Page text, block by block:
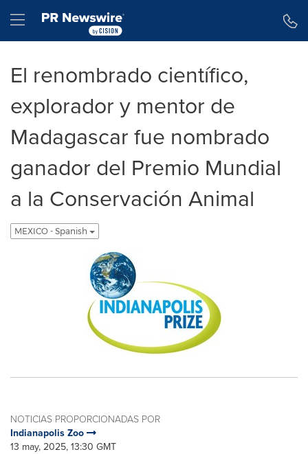
Hamburger menu
El renombrado científico,
explorador y mentor de
Madagascar fue nombrado
ganador del Premio Mundial
a la Conservación Animal
MEXICO - Spanish
NOTICIAS PROPORCIONADAS POR
Indianapolis Zoo
13 may, 2025, 13:30 GMT